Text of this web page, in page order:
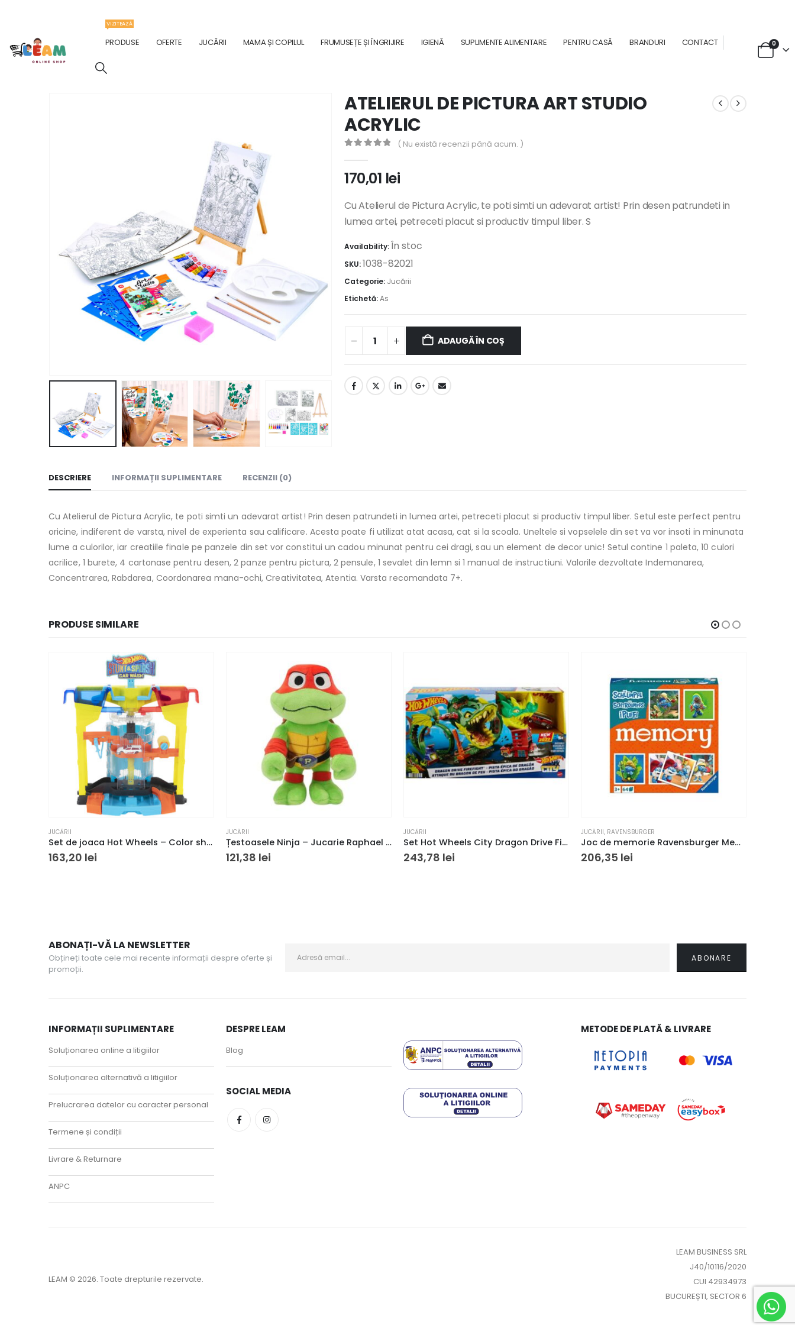
PRODUSE
VIZITEAZĂ
OFERTE JUCĂRII MAMA ȘI COPILUL FRUMUSEȚE ȘI ÎNGRIJIRE IGIENĂ SUPLIMENTE ALIMENTARE PENTRU CASĂ BRANDURI CONTACT 0
ATELIERUL DE PICTURA ART STUDIO
ACRYLIC
( Nu există recenzii până acum. )
170,01 lei
Cu Atelierul de Pictura Acrylic, te poti simti un adevarat artist! Prin desen patrundeti in
lumea artei, petreceti placut si productiv timpul liber. S
Availability:În stoc
SKU:1038-82021
Categorie: Jucării
Etichetă:As
ADAUGĂ ÎN COȘ
DESCRIERE INFORMAȚII SUPLIMENTARE RECENZII (0)
Cu Atelierul de Pictura Acrylic, te poti simti un adevarat artist! Prin desen patrundeti in lumea artei, petreceti placut si productiv timpul liber. Setul este perfect pentru
oricine, indiferent de varsta, nivel de experienta sau calificare. Acesta poate fi utilizat atat acasa, cat si la scoala. Uneltele si vopselele din set va vor insoti in minunata
lume a culorilor, iar creatiile finale pe panzele din set vor constitui un cadou minunat pentru cei dragi, sau un element de decor unic! Setul contine 1 paleta, 10 culori
acrilice, 1 burete, 4 cartonase pentru desen, 2 panze pentru pictura, 2 pensule, 1 sevalet din lemn si 1 manual de instructiuni. Valorile dezvoltate Indemanarea,
Concentrarea, Rabdarea, Coordonarea mana-ochi, Creativitatea, Atentia. Varsta recomandata 7+.
PRODUSE SIMILARE
JUCĂRII
Set de joaca Hot Wheels – Color shifters Spalatoria
163,20 lei
JUCĂRII
Țestoasele Ninja – Jucarie Raphael de pluș
121,38 lei
JUCĂRII
Set Hot Wheels City Dragon Drive Firefight
243,78 lei
JUCĂRII, RAVENSBURGER
Joc de memorie Ravensburger Memory Strumfii
206,35 lei
ABONAȚI-VĂ LA NEWSLETTER
Obțineți toate cele mai recente informații despre oferte și
promoții.
INFORMAȚII SUPLIMENTARE
Soluționarea online a litigiilor
Soluționarea alternativă a litigiilor
Prelucrarea datelor cu caracter personal
Termene și condiții
Livrare & Returnare
ANPC
DESPRE LEAM
Blog
SOCIAL MEDIA
METODE DE PLATĂ & LIVRARE
LEAM © 2026. Toate drepturile rezervate.
LEAM BUSINESS SRL
J40/10116/2020
CUI 42934973
BUCUREȘTI, SECTOR 6